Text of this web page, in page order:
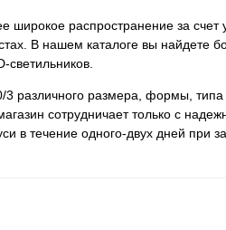
распространение за счет
В нашем каталоге вы найдете
светильников.
различного размера, формы,
сотрудничает только с
в течение одного-двух дней при